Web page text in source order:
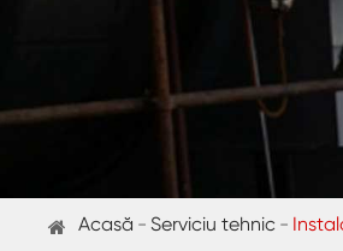
Acasă Serviciu tehnic